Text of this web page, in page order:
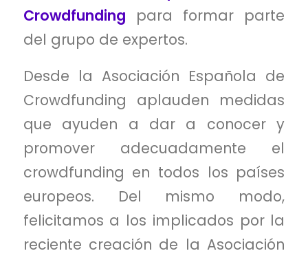
Crowdfunding para formar parte
del grupo de expertos.
Desde la Asociación Española de
Crowdfunding aplauden medidas
que ayuden a dar a conocer y
promover adecuadamente el
crowdfunding en todos los países
europeos. Del mismo modo,
felicitamos a los implicados por la
reciente creación de la Asociación